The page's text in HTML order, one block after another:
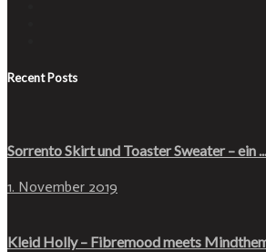
Recent Posts
Sorrento Skirt und Toaster Sweater – ein ...
1. November 2019
Kleid Holly – Fibremood meets